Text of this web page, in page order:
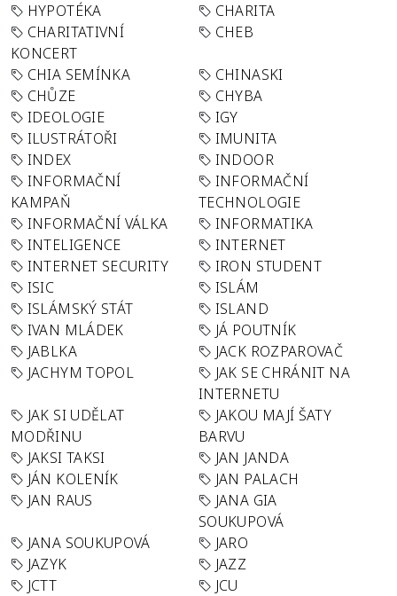
HYPOTÉKA
CHARITA
CHARITATIVNÍ
KONCERT
CHEB
CHIA SEMÍNKA
CHINASKI
CHŮZE
CHYBA
IDEOLOGIE
IGY
ILUSTRÁTOŘI
IMUNITA
INDEX
INDOOR
INFORMAČNÍ
KAMPAŇ
INFORMAČNÍ
TECHNOLOGIE
INFORMAČNÍ VÁLKA
INFORMATIKA
INTELIGENCE
INTERNET
INTERNET SECURITY
IRON STUDENT
ISIC
ISLÁM
ISLÁMSKÝ STÁT
ISLAND
IVAN MLÁDEK
JÁ POUTNÍK
JABLKA
JACK ROZPAROVAČ
JACHYM TOPOL
JAK SE CHRÁNIT NA
INTERNETU
JAK SI UDĚLAT
MODŘINU
JAKOU MAJÍ ŠATY
BARVU
JAKSI TAKSI
JAN JANDA
JÁN KOLENÍK
JAN PALACH
JAN RAUS
JANA GIA
SOUKUPOVÁ
JANA SOUKUPOVÁ
JARO
JAZYK
JAZZ
JCTT
JCU